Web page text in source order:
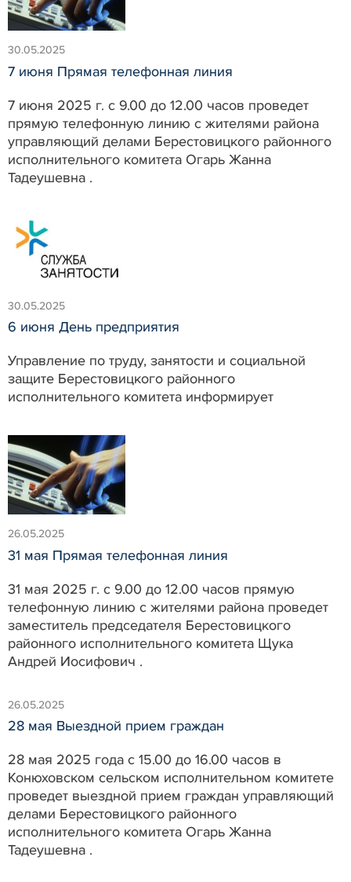
30.05.2025
7 июня Прямая телефонная линия
7 июня 2025 г. с 9.00 до 12.00 часов проведет
прямую телефонную линию с жителями района
управляющий делами Берестовицкого районного
исполнительного комитета Огарь Жанна
Тадеушевна .
30.05.2025
6 июня День предприятия
Управление по труду, занятости и социальной
защите Берестовицкого районного
исполнительного комитета информирует
26.05.2025
31 мая Прямая телефонная линия
31 мая 2025 г. с 9.00 до 12.00 часов прямую
телефонную линию с жителями района проведет
заместитель председателя Берестовицкого
районного исполнительного комитета Щука
Андрей Иосифович .
26.05.2025
28 мая Выездной прием граждан
28 мая 2025 года с 15.00 до 16.00 часов в
Конюховском сельском исполнительном комитете
проведет выездной прием граждан управляющий
делами Берестовицкого районного
исполнительного комитета Огарь Жанна
Тадеушевна .